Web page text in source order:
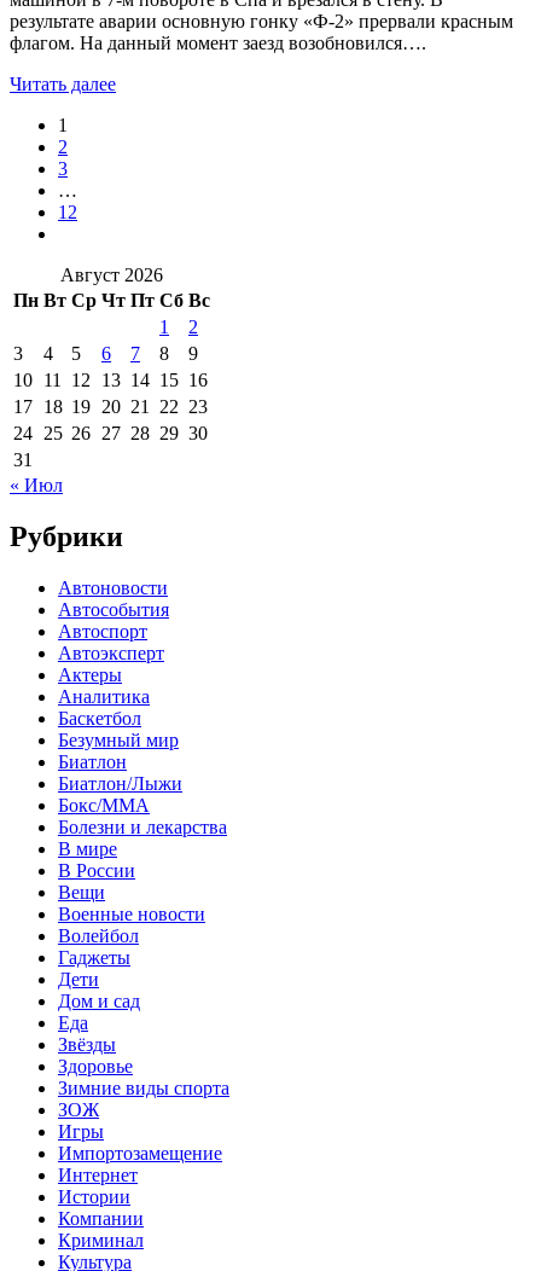
результате аварии основную гонку «Ф-2» прервали красным
флагом. На данный момент заезд возобновился….
Читать далее
1
2
3
…
12
Август 2026
Пн Вт Ср Чт Пт Сб Вс
1
2
3
4 5 6 7 8
9
10 11 12 13 14 15 16
17 18 19 20 21 22 23
24 25 26 27 28 29 30
31
« Июл
Рубрики
Автоновости
Автособытия
Автоспорт
Автоэксперт
Актеры
Аналитика
Баскетбол
Безумный мир
Биатлон
Биатлон/Лыжи
Бокс/MMA
Болезни и лекарства
В мире
В России
Вещи
Военные новости
Волейбол
Гаджеты
Дети
Дом и сад
Еда
Звёзды
Здоровье
Зимние виды спорта
ЗОЖ
Игры
Импортозамещение
Интернет
Истории
Компании
Криминал
Культура